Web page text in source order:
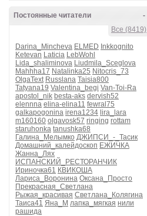
-
Постоянные читатели
Все (8419)
Darina_Mincheva ELMED Inkkognito
Ketevan Laticia LebWohl
Lida_shaliminova Liudmila_Sceglova
Mahhha17 Natalinka25 Nitocris_73
OlgaText Russlana Taisia800
Tatyana19 Valentina_begi Van-Toi-Ra
apostol_nik besta-aks dervish52
elennna elina-elina11 fewral75
galkapogonina irena1234 lira_lara
m160160 olgavosk57 ringing rottam
staruhonka tanushka68
Галина_Мелымко ДЖИПСИ_-_Тасик
Домашний_калейдоскоп ЕЖИЧКА
Жанна_Лях
ИСПАНСКИЙ_РЕСТОРАНЧИК
Ириночка61 КВИКОША
Лариса_Воронина Оксана_Просто
Прекрасная_Светлана
Рыжая_красивая Светлана_Колягина
Таиса41 Яна_М лапка_мягкая нили
рашида